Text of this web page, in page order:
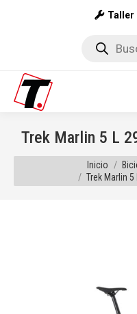
Taller
Búsqueda
Trek Marlin 5 L
Estás aquí:
Inicio
Trek Marlin 5